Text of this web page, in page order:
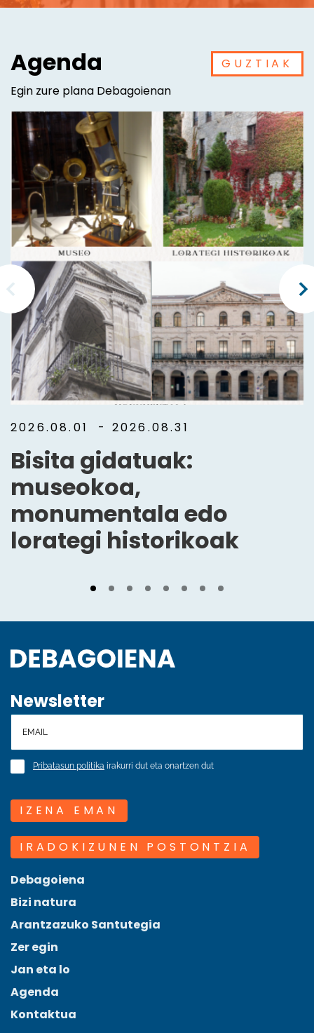
Agenda
Egin zure plana Debagoienan
GUZTIAK
2026.08.01 - 2026.08.31
Bisita gidatuak:
museokoa,
monumentala edo
lorategi historikoak
Newsletter
Pribatasun politika irakurri dut eta onartzen dut
IZENA EMAN
IRADOKIZUNEN POSTONTZIA
Debagoiena
Bizi natura
Arantzazuko Santutegia
Zer egin
Jan eta lo
Agenda
Kontaktua